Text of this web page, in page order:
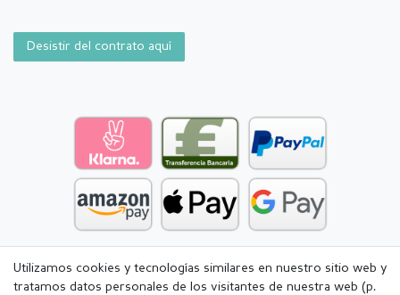
Desistir del contrato aquí
Utilizamos cookies y tecnologías similares en nuestro sitio web y
tratamos datos personales de los visitantes de nuestra web (p.